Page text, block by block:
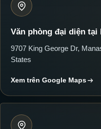
Văn phòng đại diện tại
9707 King George Dr,
States
Xem trên Google Maps